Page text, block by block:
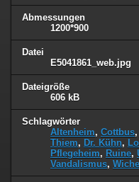
Abmessungen
1200*900
Datei
E5041861_web.jpg
Dateigröße
606 kB
Schlagwörter
Altenheim, Cottbus,
Thiem, Dr. Kühn,
Pflegeheim, Ruine,
Vandalismus,